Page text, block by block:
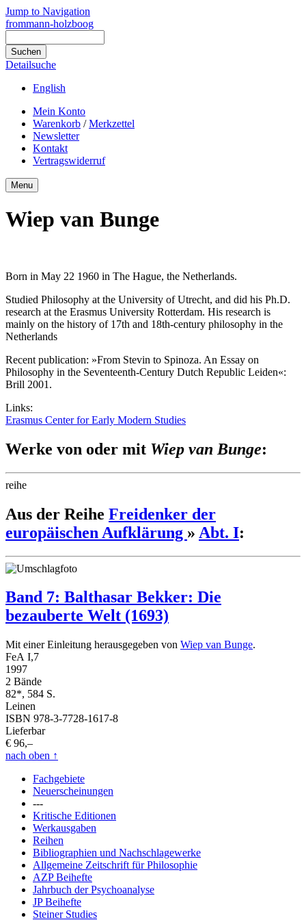
Jump to Navigation
frommann-holzboog
Detailsuche
English
Mein Konto
Warenkorb /Merkzettel
Newsletter
Kontakt
Vertragswiderruf
Menu
Wiep van Bunge
Born in May 22 1960 in The Hague, the Netherlands.
Studied Philosophy at the University of Utrecht, and did his Ph.D.
research at the Erasmus University Rotterdam. His research is
mainly on the history of 17th and 18th-century philosophy in the
Netherlands
Recent publication: »From Stevin to Spinoza. An Essay on
Philosophy in the Seventeenth-Century Dutch Republic Leiden«:
Brill 2001.
Links:
Erasmus Center for Early Modern Studies
Werke von oder mit Wiep van Bunge:
reihe
Aus der Reihe Freidenker der
europäischen Aufklärung » Abt. I:
Band 7: Balthasar Bekker: Die
bezauberte Welt (1693)
Mit einer Einleitung herausgegeben von Wiep van Bunge.
FeA I,7
1997
2 Bände
82*, 584 S.
Leinen
ISBN 978-3-7728-1617-8
Lieferbar
€ 96,–
nach oben ↑
Fachgebiete
Neuerscheinungen
---
Kritische Editionen
Werkausgaben
Reihen
Bibliographien und Nachschlagewerke
Allgemeine Zeitschrift für Philosophie
AZP Beihefte
Jahrbuch der Psychoanalyse
JP Beihefte
Steiner Studies